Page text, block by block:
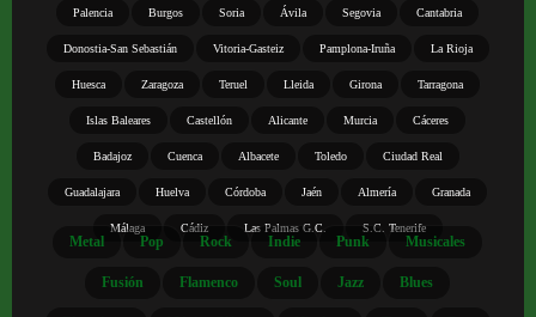
Palencia Burgos Soria Ávila Segovia Cantabria
Donostia-San Sebastián Vitoria-Gasteiz Pamplona-Iruña La Rioja
Huesca Zaragoza Teruel Lleida Girona Tarragona
Islas Baleares Castellón Alicante Murcia Cáceres
Badajoz Cuenca Albacete Toledo Ciudad Real
Guadalajara Huelva Córdoba Jaén Almería Granada
Málaga Cádiz Las Palmas G.C. S.C. Tenerife
Metal Pop Rock Indie Punk Musicales
Fusión Flamenco Soul Jazz Blues